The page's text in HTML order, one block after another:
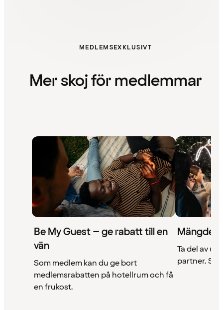
MEDLEMSEXKLUSIVT
Mer skoj för medlemmar
Be My Guest – ge rabatt till en
vän
Som medlem kan du ge bort
medlemsrabatten på hotellrum och få
en frukost.
Mängder
Ta del av
partner. Se